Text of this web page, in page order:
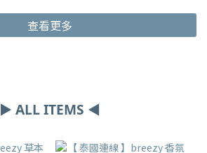
查看更多
▶ ALL ITEMS ◀